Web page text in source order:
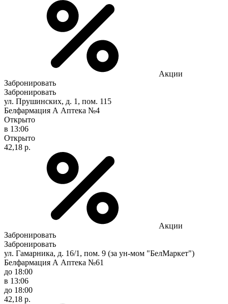
Акции
Забронировать
Забронировать
ул. Прушинских, д. 1, пом. 115
Белфармация А Аптека №4
Открыто
в 13:06
Открыто
42,18 р.
Акции
Забронировать
Забронировать
ул. Гамарника, д. 16/1, пом. 9 (за ун-мом "БелМаркет")
Белфармация А Аптека №61
до 18:00
в 13:06
до 18:00
42,18 р.